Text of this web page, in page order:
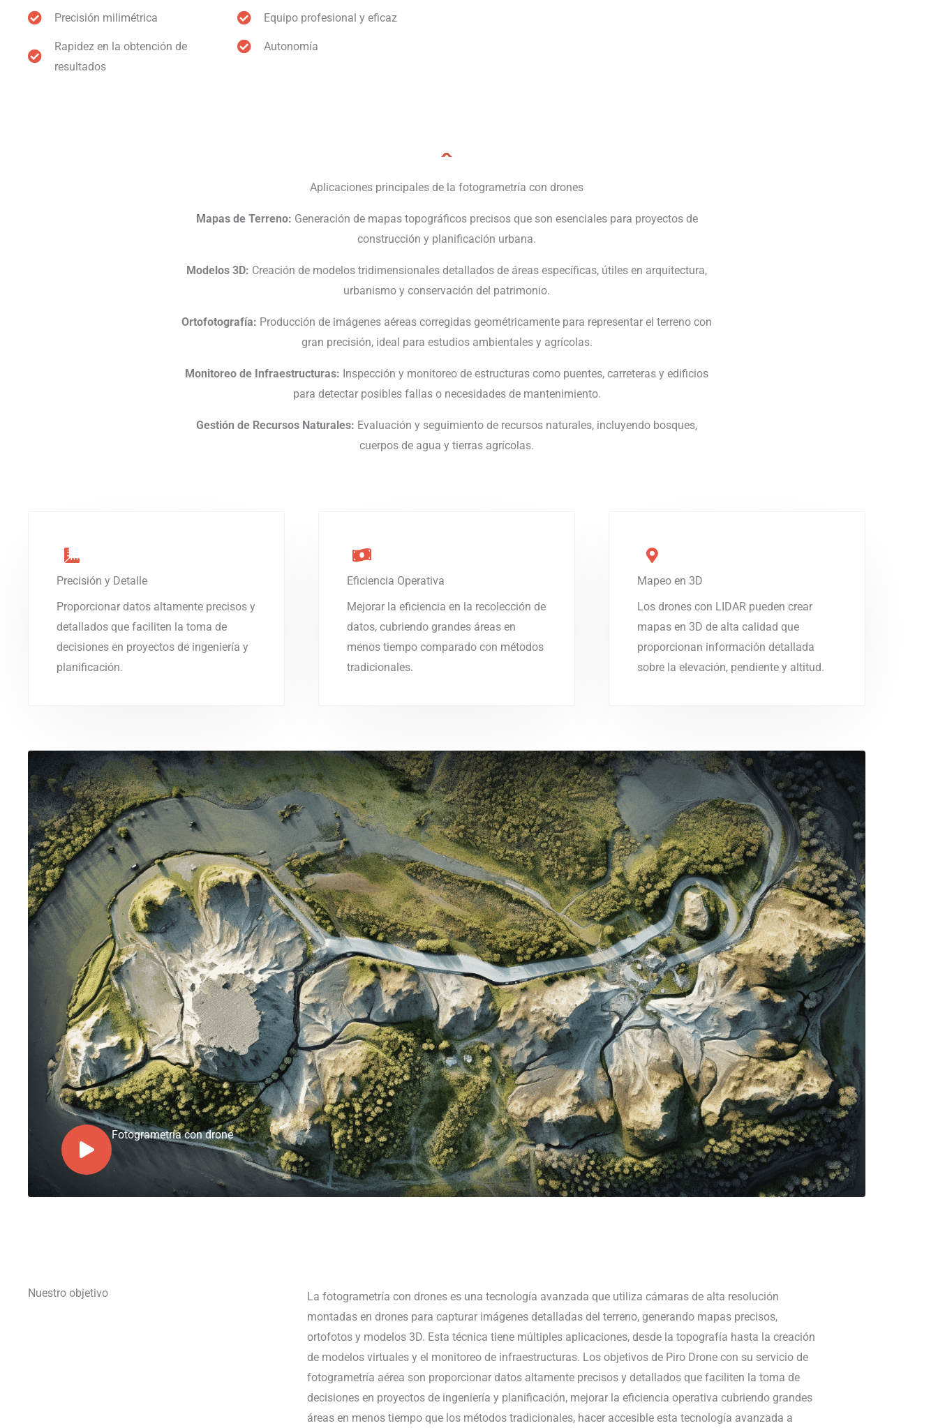
Precisión milimétrica
Rapidez en la obtención de
resultados
Equipo profesional y eficaz
Autonomía
Aplicaciones principales de la fotogrametría con drones
Mapas de Terreno: Generación de mapas topográficos precisos que son esenciales para proyectos de
construcción y planificación urbana.
Modelos 3D: Creación de modelos tridimensionales detallados de áreas específicas, útiles en arquitectura,
urbanismo y conservación del patrimonio.
Ortofotografía: Producción de imágenes aéreas corregidas geométricamente para representar el terreno con
gran precisión, ideal para estudios ambientales y agrícolas.
Monitoreo de Infraestructuras: Inspección y monitoreo de estructuras como puentes, carreteras y edificios
para detectar posibles fallas o necesidades de mantenimiento.
Gestión de Recursos Naturales: Evaluación y seguimiento de recursos naturales, incluyendo bosques,
cuerpos de agua y tierras agrícolas.
Precisión y Detalle
Proporcionar datos altamente precisos y
detallados que faciliten la toma de
decisiones en proyectos de ingeniería y
planificación.
Eficiencia Operativa
Mejorar la eficiencia en la recolección de
datos, cubriendo grandes áreas en
menos tiempo comparado con métodos
tradicionales.
Mapeo en 3D
Los drones con LIDAR pueden crear
mapas en 3D de alta calidad que
proporcionan información detallada
sobre la elevación, pendiente y altitud.
Fotogrametría con drone
Nuestro objetivo
La fotogrametría con drones es una tecnología avanzada que utiliza cámaras de alta resolución
montadas en drones para capturar imágenes detalladas del terreno, generando mapas precisos,
ortofotos y modelos 3D. Esta técnica tiene múltiples aplicaciones, desde la topografía hasta la creación
de modelos virtuales y el monitoreo de infraestructuras. Los objetivos de Piro Drone con su servicio de
fotogrametría aérea son proporcionar datos altamente precisos y detallados que faciliten la toma de
decisiones en proyectos de ingeniería y planificación, mejorar la eficiencia operativa cubriendo grandes
áreas en menos tiempo que los métodos tradicionales, hacer accesible esta tecnología avanzada a